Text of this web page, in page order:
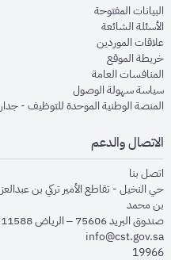
البيانات المفتوحةin new window
الأسئلة الشائعةopens in new window
علاقات الموردينin new window
خريطة الموقعopens in new window
المنافسات العامةin new window
سياسة سهولة الوصولin new window
المنصة الوطنية الموحدة للتوظيف -
الاتصال والدعم
اتصل بنا
حي النخيل - تقاطع الأمير تركي بن
بن محمد
صندوق البريد 75606 – الرياض 11588
info@cst.gov.sa
19966